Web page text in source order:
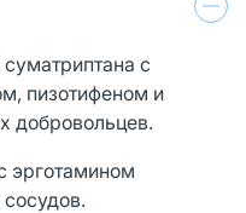
с
пизотифеном и
добровольцев.
эрготамином